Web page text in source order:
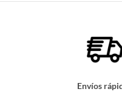
Envíos